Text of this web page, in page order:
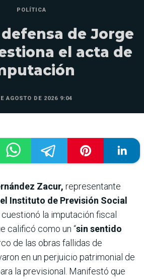
POLÍTICA
defensa de Jorge
el acta de
AGOSTO DE 2026 9:04
Zacur, representante
Instituto de Previsión Social
cuestionó la imputación fiscal
calificó como un “sin sentido
de las obras fallidas de
en un perjuicio patrimonial de
la previsional. Manifestó que